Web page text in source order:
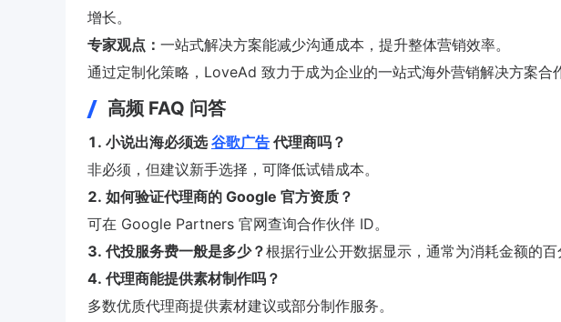
增长。
专家观点： 一站式解决方案能减少沟通成本，提升整体营销效率。
通过定制化策略，LoveAd 致力于成为企业的一站式海外营销解决方案合
高频 FAQ 问答
1. 小说出海必须选 谷歌广告 代理商吗？
非必须，但建议新手选择，可降低试错成本。
2. 如何验证代理商的 Google 官方资质？
可在 Google Partners 官网查询合作伙伴 ID。
3. 代投服务费一般是多少？根据行业公开数据显示，通常为消耗金额的百
4. 代理商能提供素材制作吗？
多数优质代理商提供素材建议或部分制作服务。